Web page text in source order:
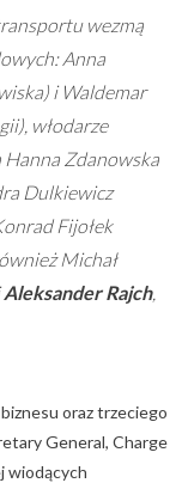
wezmą
Anna
i Waldemar
włodarze
Zdanowska
Dulkiewicz
Fijołek
Michał
Aleksander Rajch,
oraz trzeciego
General, Charge
wiodących